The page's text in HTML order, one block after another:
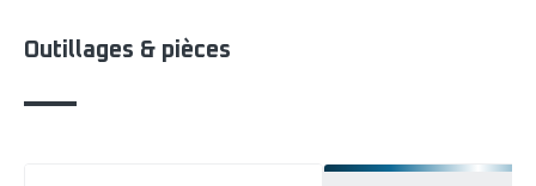
Outillages & pièces